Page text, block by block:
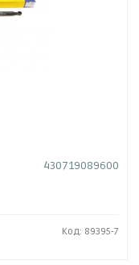
430719089600
Код: 89395-7